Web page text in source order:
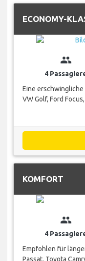
ECONOMY-
group
4
Eine
VW Golf, Ford
KOMFORT
group
4
Empfohlen für
Passat, Toyota